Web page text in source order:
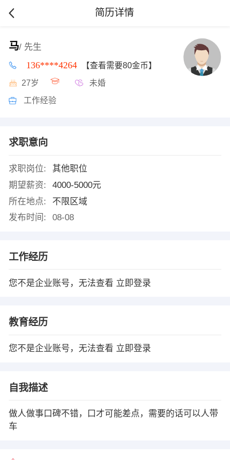
简历详情
马/ 先生
136****4264 【查看需要80金币】
27岁 未婚
工作经验
求职意向
求职岗位:
其他职位
期望薪资:
4000-5000元
所在地点:
不限区域
发布时间:
08-08
工作经历
您不是企业账号，无法查看 立即登录
教育经历
您不是企业账号，无法查看 立即登录
自我描述
做人做事口碑不错，口才可能差点，需要的话可以人带
车